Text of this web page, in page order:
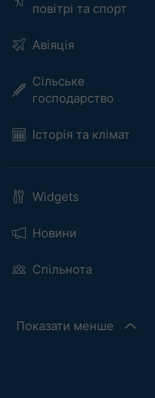
повітрі та спорт
Авіяція
Сільське
господарство
Історія та клімат
Widgets
Новини
Спільнота
Показати менше